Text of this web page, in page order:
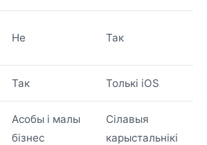
Не Так
Так Толькі iOS
Асобы і малы
бізнес
Сілавыя
карыстальнікі